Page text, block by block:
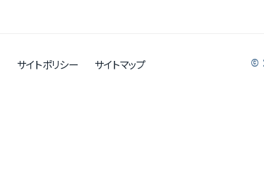
サイトポリシー サイトマップ ©